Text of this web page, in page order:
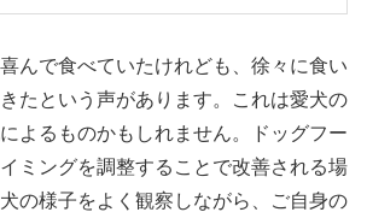
んで食べていたけれども、徐々に食い
たという声があります。これは愛犬の
よるものかもしれません。ドッグフー
ミングを調整することで改善される場
の様子をよく観察しながら、ご自身の